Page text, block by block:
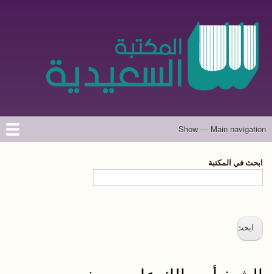
الرئيسي
Main
Show — Main navigation
الرئيسية
المؤلفون
تواصل معنا
حول الموقع
ابحث في المكتبة